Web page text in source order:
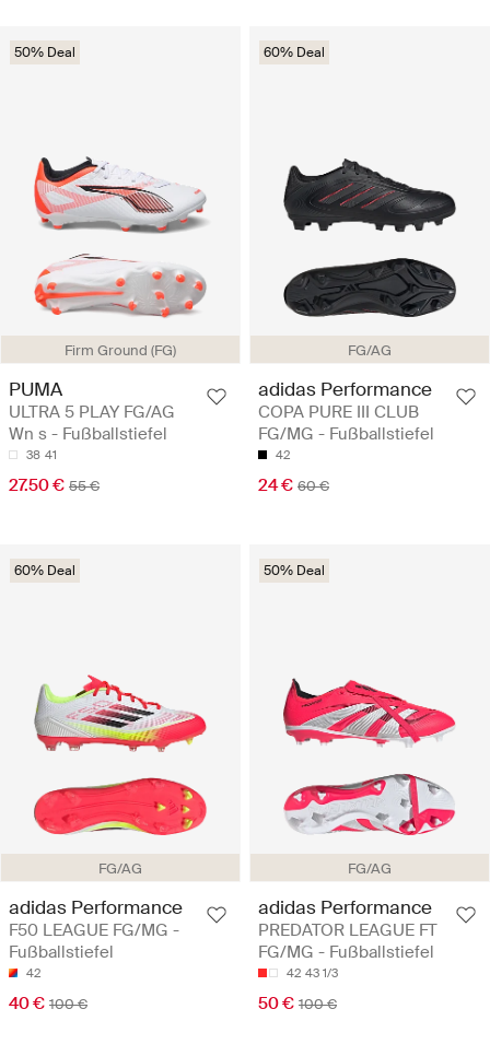
Firm Ground (FG)
50% Deal
PUMA
ULTRA 5 PLAY FG/AG
Wn s - Fußballstiefel
38 41
27.50 € 55 €
FG/AG
60% Deal
adidas Performance
COPA PURE III CLUB
FG/MG - Fußballstiefel
42
24 € 60 €
FG/AG
60% Deal
adidas Performance
F50 LEAGUE FG/MG -
Fußballstiefel
42
40 € 100 €
FG/AG
50% Deal
adidas Performance
PREDATOR LEAGUE FT
FG/MG - Fußballstiefel
42 43 1/3
50 € 100 €